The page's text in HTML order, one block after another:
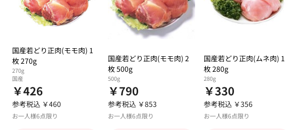
国産若どり正肉(モモ肉) 1
枚 270g
270g
国産
￥426
参考税込 ￥460
お一人様6点限り
国産若どり正肉(モモ肉) 2
枚 500g
500g
￥790
参考税込 ￥853
お一人様6点限り
国産若どり正肉(ムネ肉) 1
枚 280g
280g
￥330
参考税込 ￥356
お一人様6点限り